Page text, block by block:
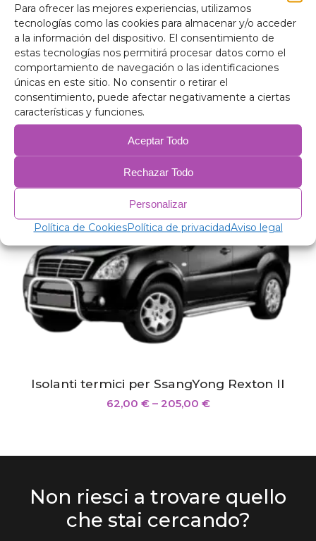
Para ofrecer las mejores experiencias, utilizamos
tecnologías como las cookies para almacenar y/o acceder
a la información del dispositivo. El consentimiento de
estas tecnologías nos permitirá procesar datos como el
comportamiento de navegación o las identificaciones
únicas en este sitio. No consentir o retirar el
consentimiento, puede afectar negativamente a ciertas
características y funciones.
Aceptar Todo
Rechazar Todo
Personalizar
Política de CookiesPolítica de privacidadAviso legal
Isolanti termici per SsangYong Rodius 2012-
2019
€
Isolanti termici per SsangYong Rexton II
62,00 € – 205,00 €
Non riesci a trovare quello
che stai cercando?